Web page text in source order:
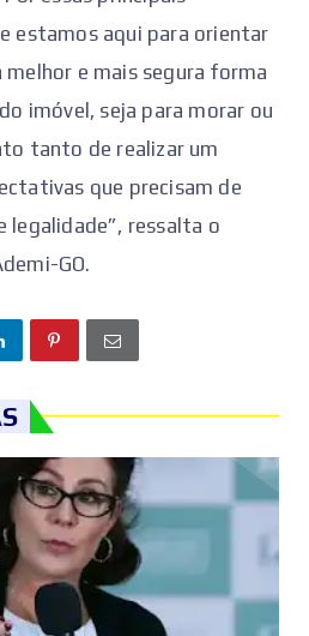
estamos aqui para orientar
e mais segura forma
imóvel, seja para morar ou
tanto de realizar um
que precisam de
legalidade”, ressalta o
GO.